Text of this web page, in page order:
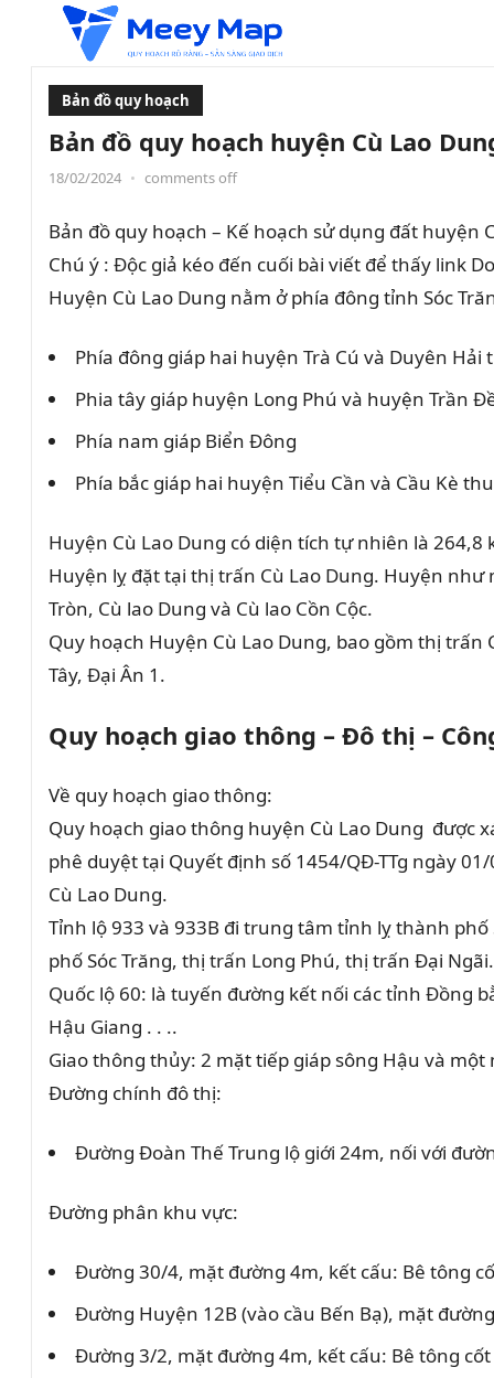
Bản đồ quy hoạch
Bản đồ quy hoạch huyện Cù Lao
18/02/2024 • comments off
Bản đồ quy hoạch – Kế hoạch sử dụng đất huyện
Chú ý : Độc giả kéo đến cuối bài viết để thấy link
Huyện Cù Lao Dung nằm ở phía đông tỉnh Sóc
Phía đông giáp hai huyện Trà Cú và Duyên Hải
Phia tây giáp huyện Long Phú và huyện Trần
Phía nam giáp Biển Đông
Phía bắc giáp hai huyện Tiểu Cần và Cầu Kè
Huyện Cù Lao Dung có diện tích tự nhiên là
Huyện lỵ đặt tại thị trấn Cù Lao Dung. Huyện như
Tròn, Cù lao Dung và Cù lao Cồn Cộc.
Quy hoạch Huyện Cù Lao Dung, bao gồm thị
Tây, Đại Ân 1.
Quy hoạch giao thông – Đô thị –
Về quy hoạch giao thông:
Quy hoạch giao thông huyện Cù Lao Dung được
phê duyệt tại Quyết định số 1454/QĐ-TTg ngày
Cù Lao Dung.
Tỉnh lộ 933 và 933B đi trung tâm tỉnh lỵ thành
phố Sóc Trăng, thị trấn Long Phú, thị trấn Đại
Quốc lộ 60: là tuyến đường kết nối các tỉnh Đồng
Hậu Giang . . ..
Giao thông thủy: 2 mặt tiếp giáp sông Hậu và
Đường chính đô thị:
Đường Đoàn Thế Trung lộ giới 24m, nối với
Đường phân khu vực:
Đường 30/4, mặt đường 4m, kết cấu: Bê tông
Đường Huyện 12B (vào cầu Bến Bạ), mặt
Đường 3/2, mặt đường 4m, kết cấu: Bê tông